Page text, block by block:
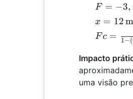
F =
-3,00 \,
F = −3,
x = 12 \,
= 0,012
x = 12
Fc =
\frac{-
{1 -
\times
-3,00)}
F c = 1−(
Impacto
uma visão